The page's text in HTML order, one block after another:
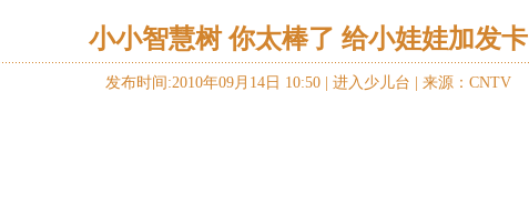
小小智慧树 你太棒了 给小娃娃加发卡
发布时间:2010年09月14日 10:50 | 进入少儿台 来源：CNTV